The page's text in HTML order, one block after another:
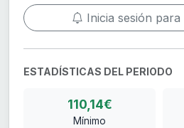
Inicia sesión
ESTADÍSTICAS DEL PERIODO
110,14€
Mínimo